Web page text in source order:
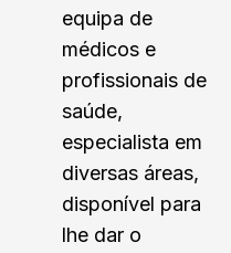
equipa de
médicos e
profissionais de
saúde,
especialista em
diversas áreas,
disponível para
lhe dar o